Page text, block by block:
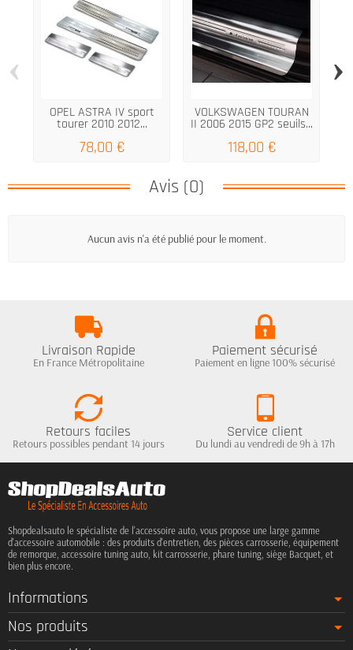
OPEL ASTRA IV sport
tourer 2010 2012...
78,00 €
VOLKSWAGEN TOURAN
II 2006 2015 GP2 seuils...
118,00 €
‹ ›
Avis (0)
Aucun avis n'a été publié pour le moment.
Livraison Rapide
En France Métropolitaine
Paiement sécurisé
Paiement en ligne 100% sécurisé
Retours faciles
Retours possibles pendant 14 jours
Service client
Du lundi au vendredi de 9h à 17h
Shopdealsauto le spécialiste de l'accessoire auto, vous propose une large gamme
d'accessoire automobile : des produits d'entretien, des pièces carrosserie, équipement
de remorque, accessoire tuning auto, kit carrosserie, phare tuning, siège Bacquet, et
bien plus encore.
Informations
Nos produits